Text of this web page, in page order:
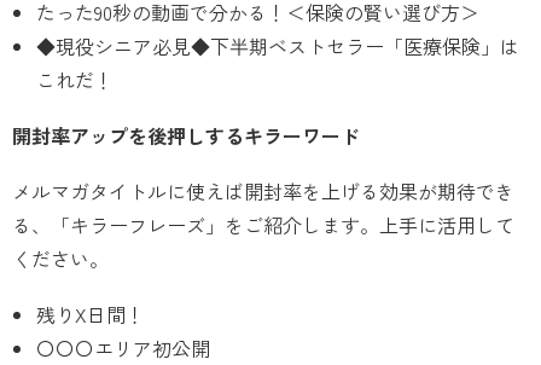
たった90秒の動画で分かる！＜保険の賢い選び方＞
◆現役シニア必見◆下半期ベストセラー「医療保険」は
これだ！
開封率アップを後押しするキラーワード
メルマガタイトルに使えば開封率を上げる効果が期待でき
る、「キラーフレーズ」をご紹介します。上手に活用して
ください。
残りX日間！
〇〇〇エリア初公開